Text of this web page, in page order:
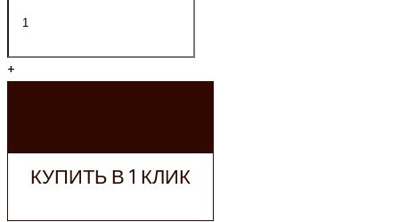
+
КУПИТЬ В 1 КЛИК